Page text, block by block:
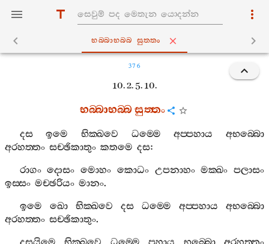
භබ‍්බාභබ‍්බ සුත‍්තං
376
10. 2. 5. 10.
භබ‍්බාභබ‍්බසුත‍්තං
දස ඉමෙ භික‍්ඛවෙ ධම‍්මෙ අප‍්පහාය
අභබ‍්බො
අරහත‍්තං සච‍්ඡිකාතුං කතමෙ දස:
රාගං දොසං මොහං කොධං උපනාහං මක‍්ඛං පලාසං
ඉස‍්සං මච‍්ඡරියං මානං.
ඉමෙ
ඛො භික‍්ඛවෙ දස ධම‍්මෙ අප‍්පහාය
අභබ‍්බො
අරහත‍්තං සච‍්ඡිකාතුං.